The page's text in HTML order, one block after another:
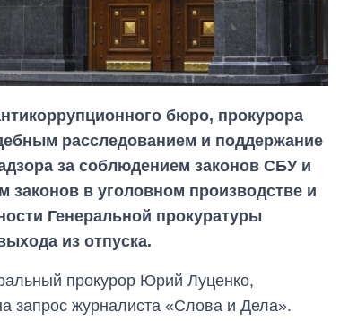
бюро, прокурора
расследованием и поддержание
за соблюдением законов СБУ и
законов в уголовном производстве и
Генеральной прокуратуры
из отпуска.
прокурор Юрий Луценко,
запрос журналиста «Слова и Дела».